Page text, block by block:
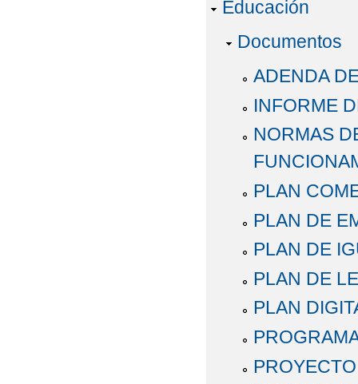
Educación
Documentos
ADENDA
INFORME
NORMAS
PLAN
PLAN DE
PLAN DE
PLAN DE
PLAN